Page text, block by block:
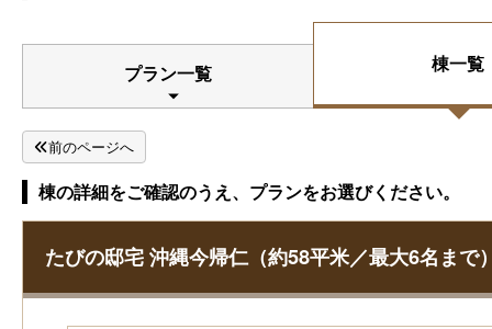
プラン一覧 棟一覧
前のページへ
棟の詳細をご確認のうえ、プランをお選びください。
たびの邸宅 沖縄今帰仁（約58平米／最大6名まで